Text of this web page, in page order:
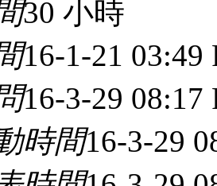
30 小時
16-1-21 03:49
16-3-29 08:17
時間16-3-29